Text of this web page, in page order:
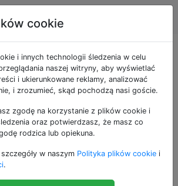
Apple Tagi
otagowane
pstopdf deny-odczyt-
metadane odczytu-pliku
uzyskać cup-pdf działający w El
napotykam błąd, który powoduje
pstopdf. System.log pokazuje, że
cookie
i innych technologii śledzenia w celu
naszej witryny, aby wyświetlać
i ukierunkowane reklamy, analizować
i zrozumieć, skąd pochodzą nasi goście.
zgodę na korzystanie z plików cookie i
oraz potwierdzasz, że masz co
rodzica lub opiekuna.
w naszym Polityka plików cookie i
.